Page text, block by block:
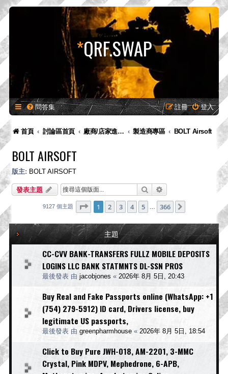
*QRF.SWAP
問答集 登入
註冊
首頁 討論區首頁 廠商/店家進駐專區-供廠商-供廠商/店家發布新品預告、產品消息，嚴禁販售！ 製造商專區 BOLT Airsoft
BOLT AIRSOFT
版主: BOLT AIRSOFT
發表主題 搜尋
9127 個主題 1 頁 (共366頁)
1 2 3 4 5 366
主題
CC-CVV BANK-TRANSFERS FULLZ MOBILE DEPOSITS
LOGINS LLC BANK STATMNTS DL-SSN PROS
最後發表 由 jacobjones « 2026年 8月 5日, 20:43
Buy Real and Fake Passports online (WhatsApp: +1
(754) 279-5912) ID card, Drivers license, buy
legitimate US passports,
最後發表 由 greenpharmhouse « 2026年 8月 5日, 18:54
Click to Buy Pure JWH-018, AM-2201, 3-MMC
Crystal, Pink MDPV, Mephedrone, 6-APB,